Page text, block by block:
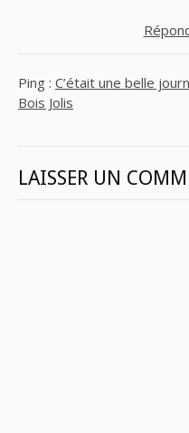
Ping : C’était une belle
Bois Jolis
LAISSER UN